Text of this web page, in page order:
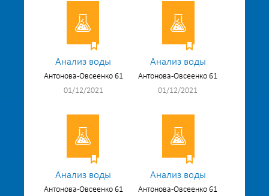
Анализ воды
Антонова-Овсеенко 61
01/12/2021
Анализ воды
Антонова-Овсеенко 61
01/12/2021
Анализ воды
Антонова-Овсеенко 61
Анализ воды
Антонова-Овсеенко 61